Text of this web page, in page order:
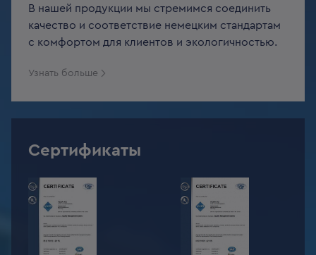
В нашей продукции мы стремимся соединить
качество и соответствие немецким стандартам
с комфортом для клиентов и экологичностью.
Узнать больше
Сертификаты